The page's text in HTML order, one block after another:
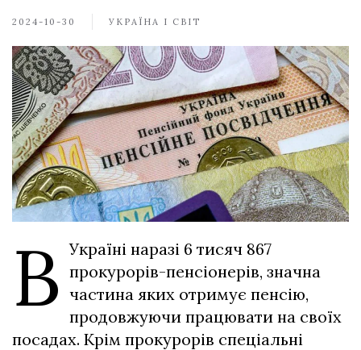
2024-10-30 УКРАЇНА І СВІТ
В Україні наразі 6 тисяч 867
прокурорів-пенсіонерів, значна
частина яких отримує пенсію,
продовжуючи працювати на своїх
посадах. Крім прокурорів спеціальні